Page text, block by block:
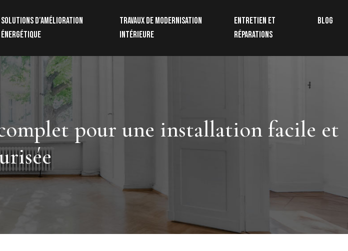
Solutions d’amélioration
énergétique
Travaux de modernisation
intérieure
Entretien et
réparations
Blog
pour une installation facile et